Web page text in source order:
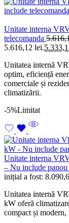
Unitate interna
telecomanda
5.616,12 lei.
Unitatea internă
optim, eficiență
comerciale și
climatizării.
-5%Limitat
Unitate interna
– Nu include panou
inițial a fost:
Unitatea internă
kW oferă
compact și modern,